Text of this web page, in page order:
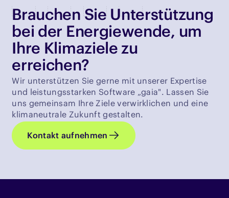
Brauchen Sie Unterstützung
bei der Energiewende, um
Ihre Klimaziele zu
erreichen?
Wir unterstützen Sie gerne mit unserer Expertise
und leistungsstarken Software „gaia". Lassen Sie
uns gemeinsam Ihre Ziele verwirklichen und eine
klimaneutrale Zukunft gestalten.
Kontakt aufnehmen